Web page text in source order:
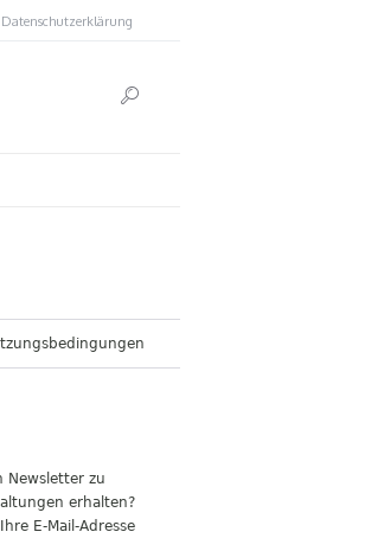
Datenschutzerklärung
Newsletter zu
erhalten?
E-Mail-Adresse